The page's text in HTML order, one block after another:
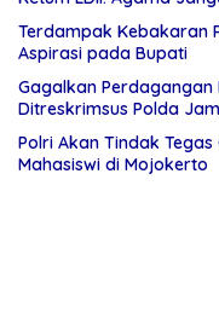
Terdampak Kebakaran
Aspirasi pada Bupati
Gagalkan Perdagangan
Ditreskrimsus Polda
Polri Akan Tindak Tegas
Mahasiswi di Mojokerto